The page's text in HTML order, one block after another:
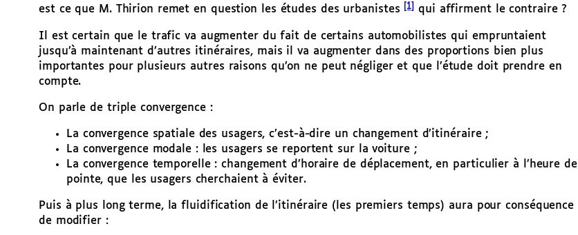
est ce que M. Thirion remet en question les études des urbanistes [1] qui affirment le contraire ?
Il est certain que le trafic va augmenter du fait de certains automobilistes qui empruntaient
jusqu’à maintenant d’autres itinéraires, mais il va augmenter dans des proportions bien plus
importantes pour plusieurs autres raisons qu’on ne peut négliger et que l’étude doit prendre en
compte.
On parle de triple convergence :
La convergence spatiale des usagers, c’est-à-dire un changement d’itinéraire ;
La convergence modale : les usagers se reportent sur la voiture ;
La convergence temporelle : changement d’horaire de déplacement, en particulier à l’heure de
pointe, que les usagers cherchaient à éviter.
Puis à plus long terme, la fluidification de l’itinéraire (les premiers temps) aura pour conséquence
de modifier :